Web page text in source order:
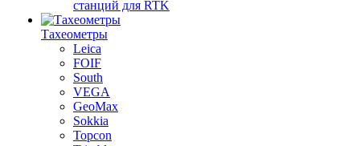
станций для RTK
Тахеометры
Leica
FOIF
South
VEGA
GeoMax
Sokkia
Topcon